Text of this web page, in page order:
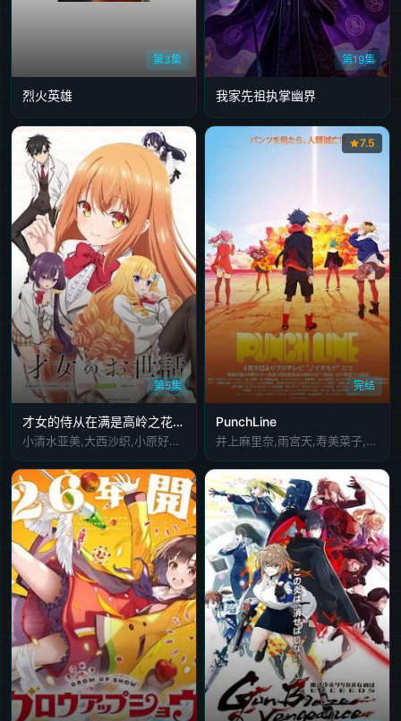
第3集
烈火英雄
第19集
我家先祖执掌幽界
第5集
才女的侍从在满是高岭之花的贵族学校暗中照顾
小清水亚美,大西沙织,小原好美,上村祐翔,土屋李央
完结
7.5
PunchLine
井上麻里奈,雨宫天,寿美菜子,钉宫理惠,户松遥,吉田有里,赤羽根健治